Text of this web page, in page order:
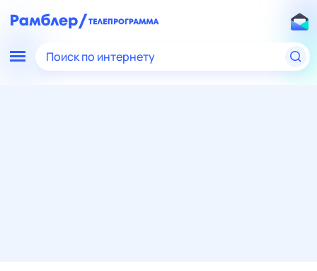
Поиск по интернету